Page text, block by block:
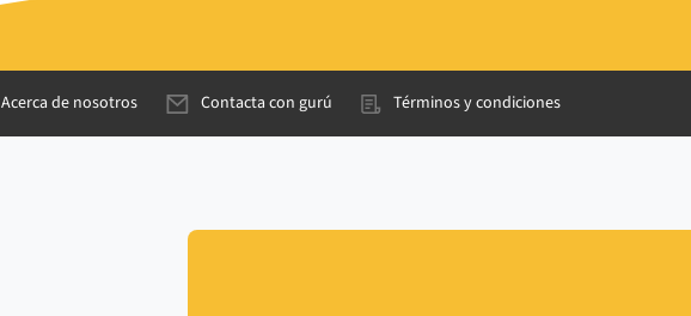
Acerca de nosotros Contacta con gurú Términos y condiciones